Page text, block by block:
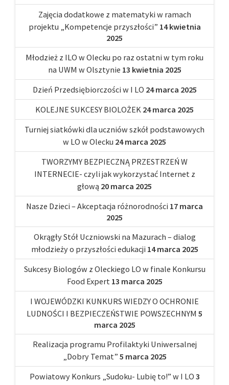
Zajęcia dodatkowe z matematyki w ramach
projektu „Kompetencje przyszłości” 14 kwietnia
2025
Młodzież z ILO w Olecku po raz ostatni w tym roku
na UWM w Olsztynie 13 kwietnia 2025
Dzień Przedsiębiorczości w I LO 24 marca 2025
KOLEJNE SUKCESY BIOLOŻEK 24 marca 2025
Turniej siatkówki dla uczniów szkół podstawowych
w LO w Olecku 24 marca 2025
TWORZYMY BEZPIECZNĄ PRZESTRZEŃ W
INTERNECIE- czyli jak wykorzystać Internet z
głową 20 marca 2025
Nasze Dzieci – Akceptacja różnorodności 17 marca
2025
Okrągły Stół Uczniowski na Mazurach – dialog
młodzieży o przyszłości edukacji 14 marca 2025
Sukcesy Biologów z Oleckiego LO w finale Konkursu
Food Expert 13 marca 2025
I WOJEWÓDZKI KUNKURS WIEDZY O OCHRONIE
LUDNOŚCI I BEZPIECZEŃSTWIE POWSZECHNYM 5
marca 2025
Realizacja programu Profilaktyki Uniwersalnej
„Dobry Temat” 5 marca 2025
Powiatowy Konkurs „Sudoku- Lubię to!” w I LO 3